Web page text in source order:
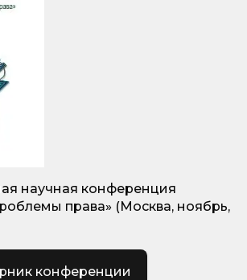
научная конференция
права» (Москва, ноябрь,
конференции